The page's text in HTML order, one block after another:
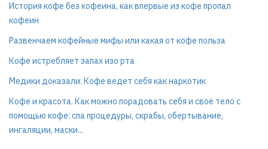
История кофе без кофеина, как впервые из кофе пропал
кофеин
Развенчаем кофейные мифы или какая от кофе польза
Кофе истребляет запах изо рта
Медики доказали: Кофе ведет себя как наркотик
Кофе и красота. Как можно порадовать себя и своё тело с
помощью кофе: спа процедуры, скрабы, обертывание,
ингаляции, маски...